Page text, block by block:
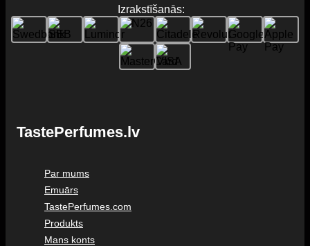
through
€47.91
Izrakstīšanās:
TastePerfumes.lv
Par mums
Emuārs
TastePerfumes.com
Produkts
Mans konts